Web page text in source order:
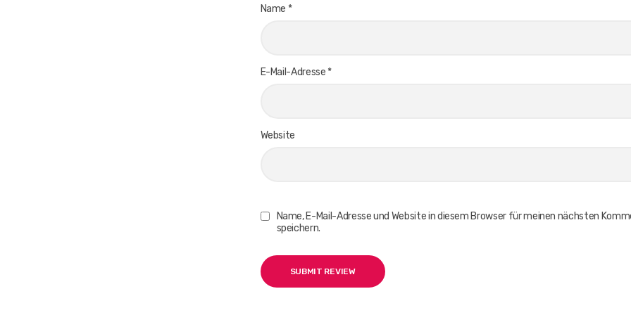
Name *
E-Mail-Adresse *
Website
Name, E-Mail-Adresse und Website in diesem Browser für meinen nächsten
speichern.